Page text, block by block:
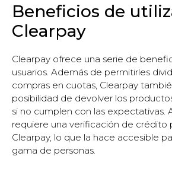
Beneficios de
Clearpay
Clearpay ofrece una serie de
usuarios. Además de permitirles
compras en cuotas, Clearpay
posibilidad de devolver los
si no cumplen con las expectativas.
requiere una verificación de crédito
Clearpay, lo que la hace accesible
gama de personas.